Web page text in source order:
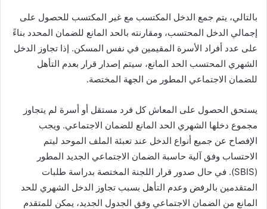
بالتالي، يتم جمع الدخل المكتسب مع غير المكتسب للحصول على
إجمالي الدخل المحتسب، ومقارنته بالحد المانع للضمان المحدد بناءً
على عدد أفراد الأسرة المقيمين في نفس المسكن. إذا تجاوز الدخل
الشهري المحتسب الحد المانع، سيتم إصدار قرار بعدم التأهل
للضمان الاجتماعي المطور من الجهة المختصة.
يستحق الحصول على المعاش كل فرد مستقل أو أسرة لم يتجاوز
مجموع دخلها الشهري الحد المانع للضمان الاجتماعي. ويجب
الإفصاح عن جميع أنواع الدخل عند تعبئة الملف الموحد ليتم
الاحتساب وفق آلية حاسبة الضمان الاجتماعي الجديد المطور
(SBIS). في حال صدور قرار اللجنة المختصة بدراسة طلبات
المتقدمين بالرفض وعدم التأهل بسبب تجاوز الدخل الشهري للحد
المانع من الضمان الاجتماعي وفق الجدول الجديد، يمكن للمتقدم